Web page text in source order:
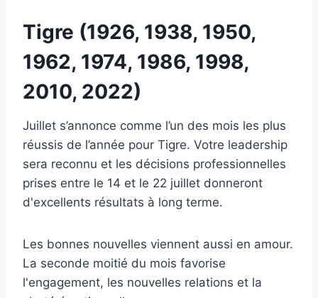
Tigre (1926, 1938, 1950,
1962, 1974, 1986, 1998,
2010, 2022)
Juillet s’annonce comme l’un des mois les plus
réussis de l’année pour Tigre. Votre leadership
sera reconnu et les décisions professionnelles
prises entre le 14 et le 22 juillet donneront
d'excellents résultats à long terme.
Les bonnes nouvelles viennent aussi en amour.
La seconde moitié du mois favorise
l'engagement, les nouvelles relations et la